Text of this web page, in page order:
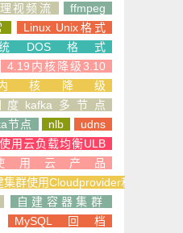
视频流
ffmpeg
Linux Unix格式
统DOS格式
4.19内核降级3.10
内核降级
kafka多节点
节点
nlb
udns
用云负载均衡ULB
用云产品
群使用Cloudprovider和CSI
自建容器集群
MySQL回档